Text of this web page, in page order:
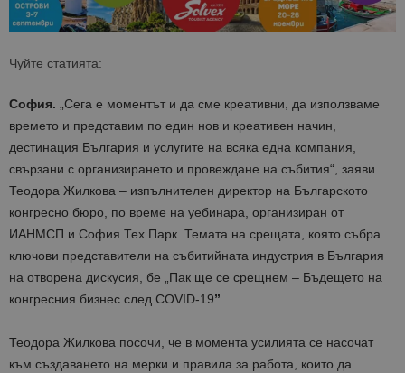
Чуйте статията:
София. „Сега е моментът и да сме креативни, да използваме
времето и представим по един нов и креативен начин,
дестинация България и услугите на всяка една компания,
свързани с организирането и провеждане на събития“, заяви
Теодора Жилкова – изпълнителен директор на Българското
конгресно бюро, по време на уебинара, организиран от
ИАНМСП и София Тех Парк. Темата на срещата, която събра
ключови представители на събитийната индустрия в България
на отворена дискусия, бе „Пак ще се срещнем – Бъдещето на
конгресния бизнес след COVID-19”.
Теодора Жилкова посочи, че в момента усилията се насочат
към създаването на мерки и правила за работа, които да